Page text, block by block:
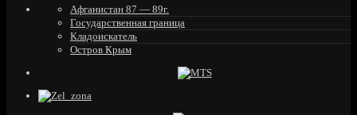
Афганистан 87 — 89г.
Государственная граница
Кладоискатель
Остров Крым